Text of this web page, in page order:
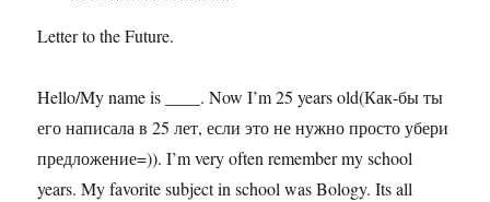
Letter to the Future.
Hello/My name is ____. Now I’m 25 years old(Как-бы ты
его написала в 25 лет, если это не нужно просто убери
предложение=)). I’m very often remember my school
years. My favorite subject in school was Bology. Its all